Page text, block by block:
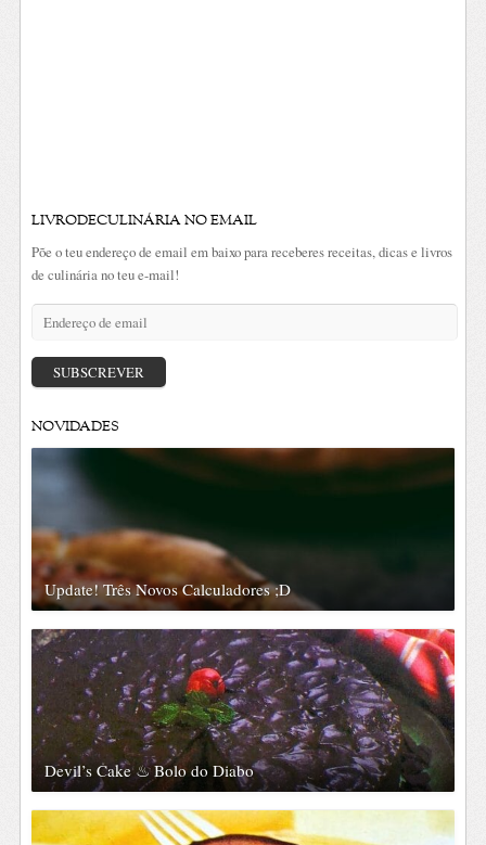
LIVRODECULINÁRIA NO EMAIL
Põe o teu endereço de email em baixo para receberes receitas, dicas e livros
de culinária no teu e-mail!
Endereço
email
SUBSCREVER
NOVIDADES
Update! Três Novos Calculadores ;D
Devil’s Cake ♨ Bolo do Diabo